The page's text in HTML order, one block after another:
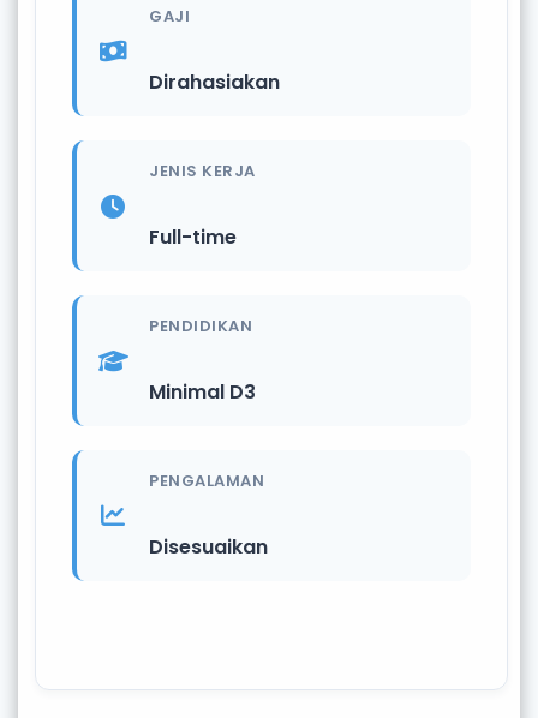
GAJI
Dirahasiakan
JENIS KERJA
Full-time
PENDIDIKAN
Minimal D3
PENGALAMAN
Disesuaikan